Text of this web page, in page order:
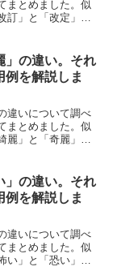
まとめました。似
訂」と「改定」の
」の違い。それ
例を解説しま
違いについて調べ
まとめました。似
麗」と「奇麗」の
」の違い。それ
例を解説しま
違いについて調べ
まとめました。似
い」と「恐い」の